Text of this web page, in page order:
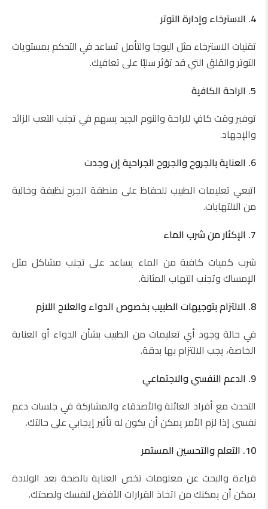
4. الاسترخاء وإدارة التوتر
تقنيات الاسترخاء مثل اليوجا والتأمل تساعد في التحكم بمستويات
التوتر والقلق التي قد تؤثر سلبًا على تعافيك.
5. الراحة الكافية
توفير وقت كافٍ للراحة والنوم الجيد يسهم في تجنب التعب الزائد
والإجهاد.
6. العناية بالجروح والجروح الجراحية إن وجدت
اتبعي تعليمات الطبيب للحفاظ على منطقة الجرح نظيفة وخالية
من الالتهابات.
7. الإكثار من شرب الماء
شرب كميات كافية من الماء يساعد على تجنب مشاكل مثل
الإمساك وتجنب التهاب المثانة.
8. الالتزام بتوجيهات الطبيب بخصوص الدواء والعلاج اللازم
في حالة وجود أي تعليمات من الطبيب بشأن الدواء أو العناية
الخاصة، يجب الالتزام بها بدقة.
9. الدعم النفسي والاجتماعي
التحدث مع أفراد العائلة والأصدقاء والمشاركة في جلسات دعم
نفسي إذا لزم الأمر يمكن أن يكون له تأثير إيجابي على حالتك.
10. التعلم والتحسين المستمر
قراءة والبحث عن معلومات تخص العناية بالصحة بعد الولادة
يمكن أن يمكنك من اتخاذ القرارات الأفضل لنفسك ولصحتك.